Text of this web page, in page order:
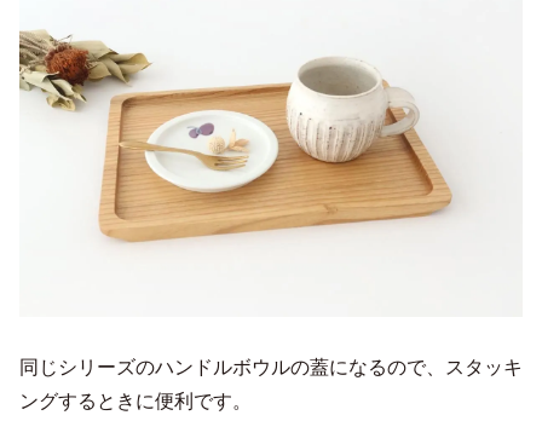
同じシリーズのハンドルボウルの蓋になるので、スタッキ
ングするときに便利です。